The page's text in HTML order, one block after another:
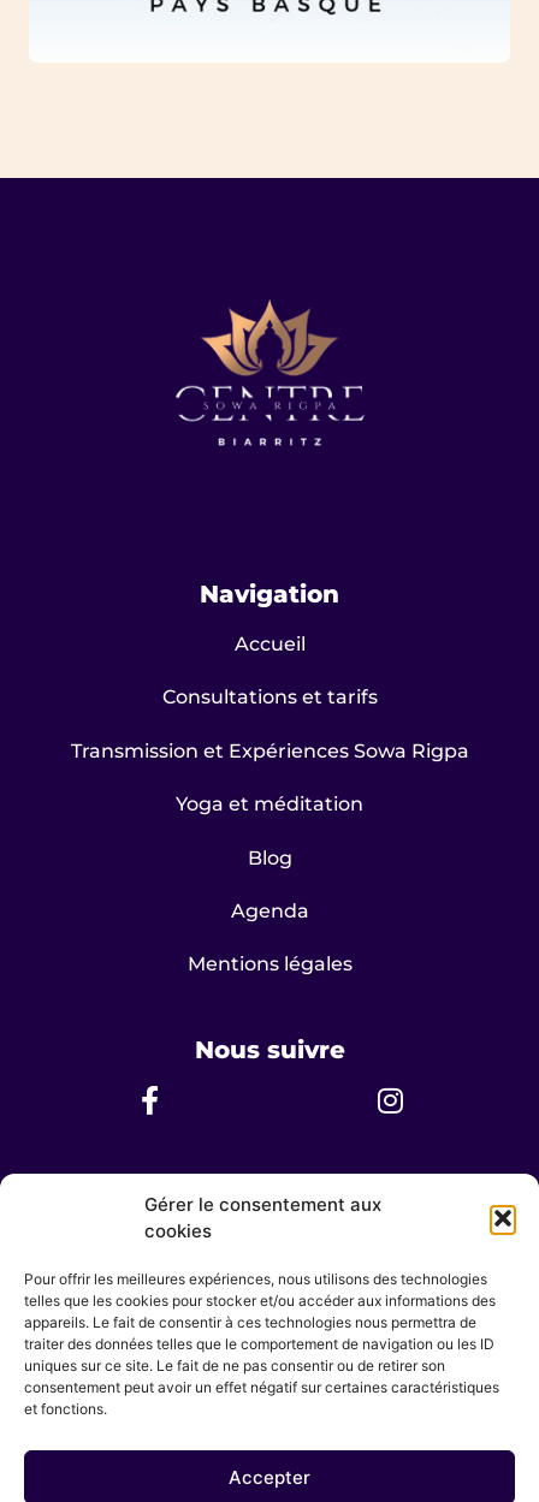
Gérer le consentement aux
cookies
Pour offrir les meilleures expériences, nous utilisons des technologies
telles que les cookies pour stocker et/ou accéder aux informations des
appareils. Le fait de consentir à ces technologies nous permettra de
traiter des données telles que le comportement de navigation ou les ID
uniques sur ce site. Le fait de ne pas consentir ou de retirer son
consentement peut avoir un effet négatif sur certaines caractéristiques
et fonctions.
Accepter
Navigation
Accueil
Consultations et tarifs
Transmission et Expériences Sowa Rigpa
Yoga et méditation
Blog
Agenda
Mentions légales
Nous suivre
Nous contacter
Horaires d’ouvertures
English spoken
Hablamos español
contact@centre-sowa-rigpa.fr
07 62 92 20 94
23 avenue Pasteur